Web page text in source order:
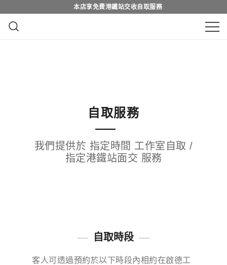
to
content
本店享免費港鐵站交收自取服務
本店享免費港鐵站交收自取服務
自取服務
我們提供於 指定時間 工作室自取 /
指定港鐵站面交 服務
自取時段
客人可透過預約於以下時段內相約在啟德工